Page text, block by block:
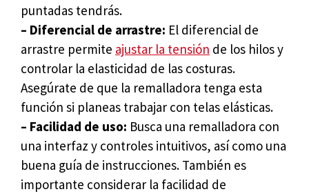
puntadas tendrás.
– Diferencial de arrastre: El diferencial de
arrastre permite ajustar la tensión de los hilos y
controlar la elasticidad de las costuras.
Asegúrate de que la remalladora tenga esta
función si planeas trabajar con telas elásticas.
– Facilidad de uso: Busca una remalladora con
una interfaz y controles intuitivos, así como una
buena guía de instrucciones. También es
importante considerar la facilidad de